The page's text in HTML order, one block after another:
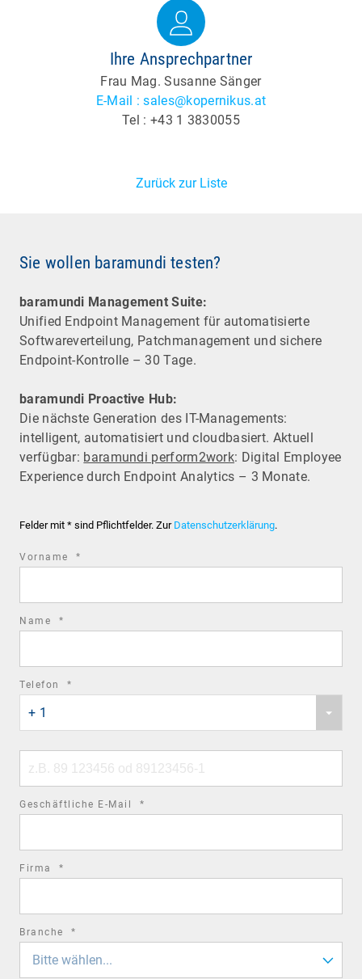
Ihre Ansprechpartner
Frau Mag. Susanne Sänger
E-Mail : sales@kopernikus.at
Tel : +43 1 3830055
Zurück zur Liste
Sie wollen baramundi testen?
baramundi Management Suite:
Unified Endpoint Management für automatisierte
Software­verteilung, Patchmanagement und sichere
Endpoint-Kontrolle – 30 Tage.
baramundi Proactive Hub:
Die nächste Generation des IT-Managements:
intelligent, automatisiert und cloudbasiert. Aktuell
verfügbar: baramundi perform2work: Digital Employee
Experience durch Endpoint Analytics – 3 Monate.
Felder mit * sind Pflichtfelder. Zur Datenschutzerklärung.
Vorname *
Name *
Telefon *
country
code
+ 1
number
Geschäftliche E-Mail *
Firma *
Branche *
Bitte wählen...